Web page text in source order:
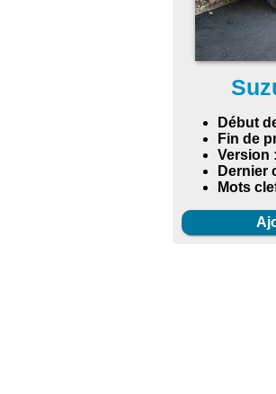
Début
Fin de
Version :
Dernier
Mots